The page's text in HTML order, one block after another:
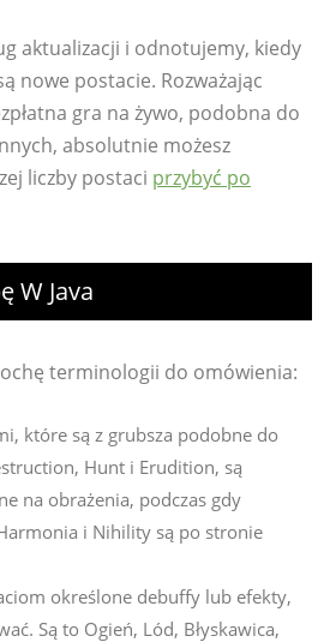
aktualizacji i odnotujemy, kiedy
nowe postacie. Rozważając
gra na żywo, podobna do
absolutnie możesz
liczby postaci przybyć po
W Java
terminologii do omówienia:
które są z grubsza podobne do
Hunt i Erudition, są
na obrażenia, podczas gdy
i Nihility są po stronie
określone debuffy lub efekty,
Są to Ogień, Lód, Błyskawica,